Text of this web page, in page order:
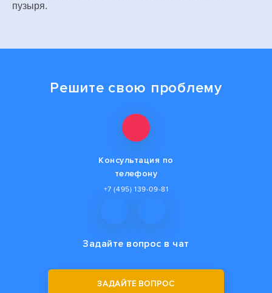
пузыря.
Решите свою проблему
Консультация по
телефону
+7 (495) 139-09-81
Задайте вопрос в чат
ЗАДАЙТЕ ВОПРОС